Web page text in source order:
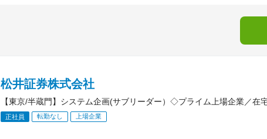
松井証券株式会社
【東京/半蔵門】システム企画(サブリーダー）◇プライム上場企業／在
正社員 転勤なし 上場企業